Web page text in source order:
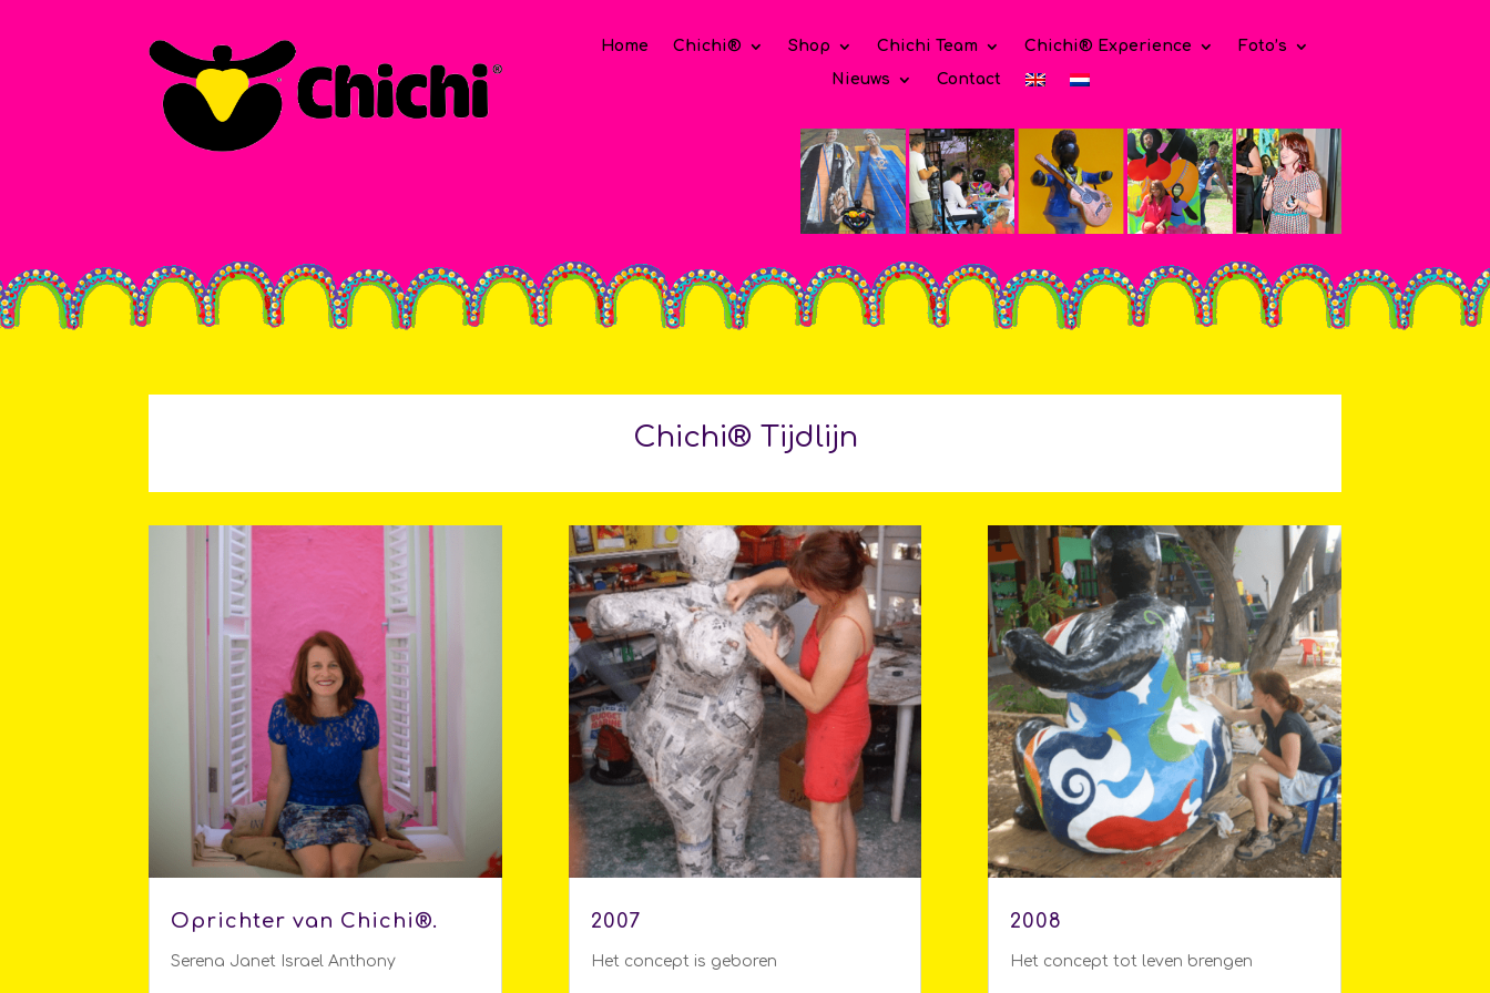
Home Chichi® Shop Chichi Team Chichi® Experience
Foto’s
Nieuws
Contact
Chichi® Tijdlijn
Oprichter van Chichi®.
Serena Janet Israel Anthony
2007
Het concept is geboren
2008
Het concept tot leven brengen